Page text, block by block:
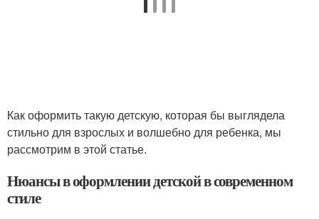
Как оформить такую детскую, которая бы выглядела
стильно для взрослых и волшебно для ребенка, мы
рассмотрим в этой статье.
Нюансы в оформлении детской в современном
стиле